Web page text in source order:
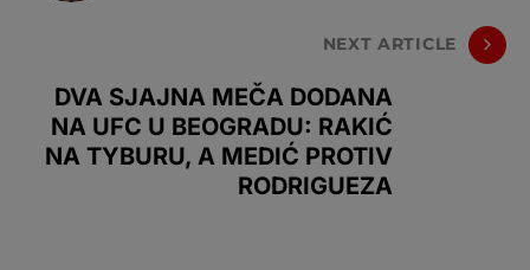
NEXT ARTICLE
DVA SJAJNA MEČA DODANA
NA UFC U BEOGRADU: RAKIĆ
NA TYBURU, A MEDIĆ PROTIV
RODRIGUEZA